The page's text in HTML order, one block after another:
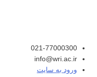
021-77000300
info@wri.ac.ir
ورود به سایت